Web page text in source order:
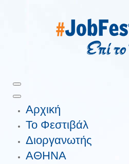
Αρχική
Το Φεστιβάλ
Διοργανωτής
ΑΘΗΝΑ